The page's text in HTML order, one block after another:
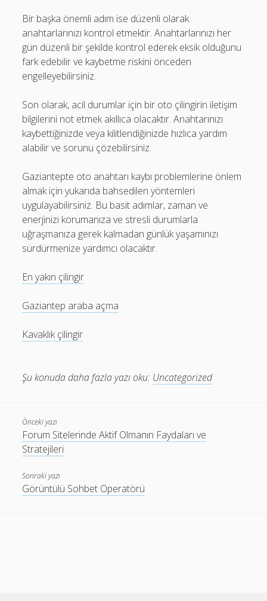
Bir başka önemli adım ise düzenli olarak
anahtarlarınızı kontrol etmektir. Anahtarlarınızı her
gün düzenli bir şekilde kontrol ederek eksik olduğunu
fark edebilir ve kaybetme riskini önceden
engelleyebilirsiniz.
Son olarak, acil durumlar için bir oto çilingirin iletişim
bilgilerini not etmek akıllıca olacaktır. Anahtarınızı
kaybettiğinizde veya kilitlendiğinizde hızlıca yardım
alabilir ve sorunu çözebilirsiniz.
Gaziantepte oto anahtarı kaybı problemlerine önlem
almak için yukarıda bahsedilen yöntemleri
uygulayabilirsiniz. Bu basit adımlar, zaman ve
enerjinizi korumanıza ve stresli durumlarla
uğraşmanıza gerek kalmadan günlük yaşamınızı
sürdürmenize yardımcı olacaktır.
En yakın çilingir
Gaziantep araba açma
Kavaklık çilingir
Şu konuda daha fazla yazı oku: Uncategorized
Önceki yazı
Forum Sitelerinde Aktif Olmanın Faydaları ve
Stratejileri
Sonraki yazı
Görüntülü Sohbet Operatörü